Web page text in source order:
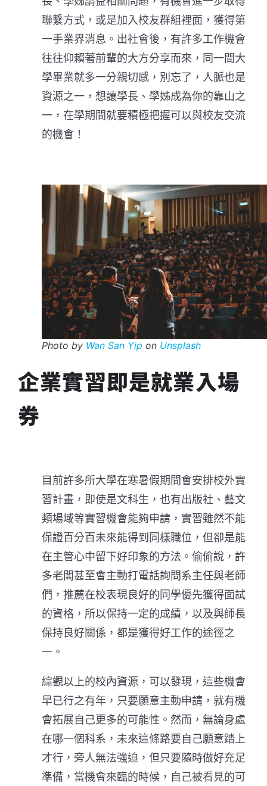
聯繫方式，或是加入校友群組裡面，獲得第
一手業界消息。出社會後，有許多工作機會
往往仰賴著前輩的大方分享而來，同一間大
學畢業就多一分親切感，別忘了，人脈也是
資源之一，想讓學長、學姊成為你的靠山之
一，在學期間就要積極把握可以與校友交流
的機會！
Photo by Wan San Yip on Unsplash
企業實習即是就業入場
券
目前許多所大學在寒暑假期間會安排校外實
習計畫，即使是文科生，也有出版社、藝文
類場域等實習機會能夠申請，實習雖然不能
保證百分百未來能得到同樣職位，但卻是能
在主管心中留下好印象的方法。偷偷說，許
多老闆甚至會主動打電話詢問系主任與老師
們，推薦在校表現良好的同學優先獲得面試
的資格，所以保持一定的成績，以及與師長
保持良好關係，都是獲得好工作的途徑之
一。
綜觀以上的校內資源，可以發現，這些機會
早已行之有年，只要願意主動申請，就有機
會拓展自己更多的可能性。然而，無論身處
在哪一個科系，未來這條路要自己願意踏上
才行，旁人無法強迫，但只要隨時做好充足
準備，當機會來臨的時候，自己被看見的可